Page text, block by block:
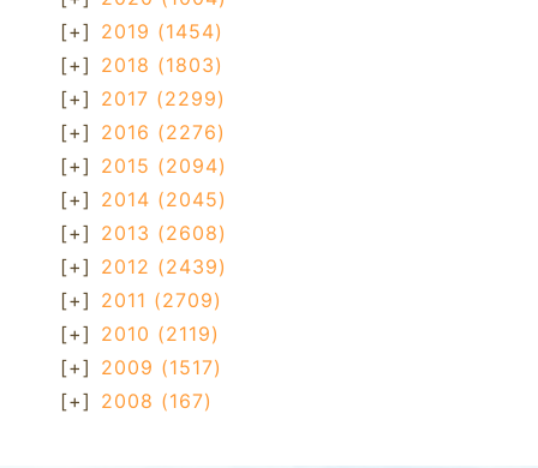
[+] 2019 (1454)
[+] 2018 (1803)
[+] 2017 (2299)
[+] 2016 (2276)
[+] 2015 (2094)
[+] 2014 (2045)
[+] 2013 (2608)
[+] 2012 (2439)
[+] 2011 (2709)
[+] 2010 (2119)
[+] 2009 (1517)
[+] 2008 (167)